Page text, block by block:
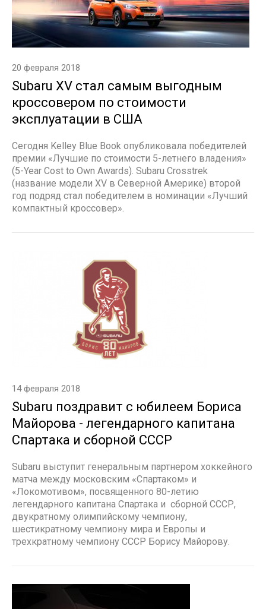
20 февраля 2018
Subaru XV стал самым выгодным
кроссовером по стоимости
эксплуатации в США
Сегодня Kelley Blue Book опубликовала победителей
премии «Лучшие по стоимости 5-летнего владения»
(5-Year Cost to Own Awards). Subaru Crosstrek
(название модели XV в Северной Америке) второй
год подряд стал победителем в номинации «Лучший
компактный кроссовер».
14 февраля 2018
Subaru поздравит с юбилеем Бориса
Майорова - легендарного капитана
Спартака и сборной СССР
Subaru выступит генеральным партнером хоккейного
матча между московским «Спартаком» и
«Локомотивом», посвященного 80-летию
легендарного капитана Спартака и сборной СССР,
двукратному олимпийскому чемпиону,
шестикратному чемпиону мира и Европы и
трехкратному чемпиону СССР Борису Майорову.